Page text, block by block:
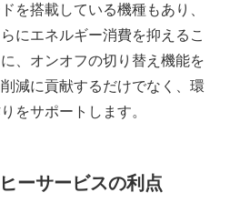
を搭載している機種もあり、
にエネルギー消費を抑えるこ
、オンオフの切り替え機能を
減に貢献するだけでなく、環
をサポートします。
ーサービスの利点